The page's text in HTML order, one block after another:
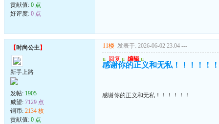
贡献值: 0 点
好评度: 0 点
【时尚公主】
新手上路
发帖: 1905
威望: 7129 点
铜币: 2134 枚
贡献值: 0 点
11楼 发表于: 2026-06-02 23:04 ---
u 回复 u 编辑 u
感谢你的正义和无私！！！！！！
感谢你的正义和无私！！！！！！